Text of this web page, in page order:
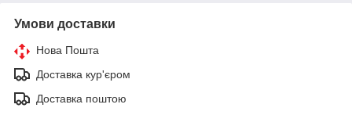
Умови доставки
Нова Пошта
Доставка кур'єром
Доставка поштою